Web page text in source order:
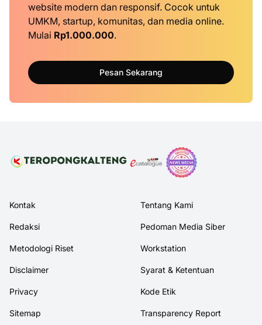
website modern dan responsif. Cocok untuk
UMKM, startup, komunitas, dan media online.
Mulai Rp1.000.000.
Pesan Sekarang
Kontak Tentang Kami
Redaksi Pedoman Media Siber
Metodologi Riset Workstation
Disclaimer Syarat & Ketentuan
Privacy Kode Etik
Sitemap Transparency Report